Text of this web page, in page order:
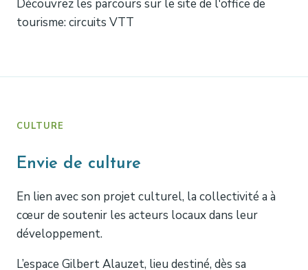
Découvrez les parcours sur le site de l'office de
tourisme: circuits VTT
CULTURE
Envie de culture
En lien avec son projet culturel, la collectivité a à
cœur de soutenir les acteurs locaux dans leur
développement.
L’espace Gilbert Alauzet, lieu destiné, dès sa